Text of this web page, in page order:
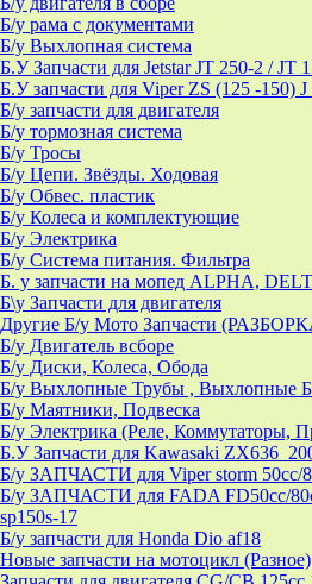
Б/у рама с документами
Б/у Выхлопная система
Б.У Запчасти для Jetstar JT 250-2 / JT
Б.У запчасти для Viper ZS (125 -150) J
Б/у запчасти для двигателя
Б/у тормозная система
Б/у Тросы
Б/у Цепи. Звёзды. Ходовая
Б/у Обвес. пластик
Б/у Колеса и комплектующие
Б/у Электрика
Б/у Система питания. Фильтра
Б. у запчасти на мопед ALPHA,
Б\у Запчасти для двигателя
Другие Б/у Мото Запчасти
Б/у Двигатель всборе
Б/у Диски, Колеса, Обода
Б/у Выхлопные Трубы , Выхлопные
Б/у Маятники, Подвеска
Б/у Электрика (Реле, Коммутаторы,
Б.У Запчасти для Kawasaki
Б/у ЗАПЧАСТИ для Viper storm 50cc/
Б/у ЗАПЧАСТИ для FADA FD50cc/
sp150s-17
Б/у запчасти для Honda Dio af18
Новые запчасти на мотоцикл (Разное)